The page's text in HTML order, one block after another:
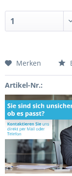
Merken
Artikel-Nr.: